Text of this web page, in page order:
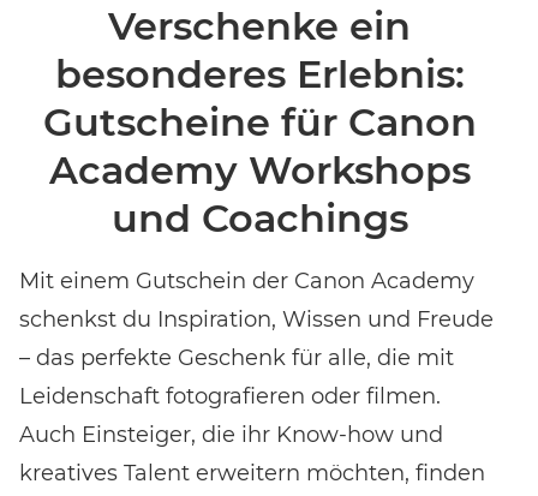
Event-Code hier eingeben
EVENT FINDEN
entscheidenund Zugang zu exklusiven Inhalten und
Bewertungen erhalten.
Verschenke ein
besonderes Erlebnis:
Gutscheine für Canon
Academy Workshops
und Coachings
Mit einem Gutschein der Canon Academy
schenkst du Inspiration, Wissen und Freude
– das perfekte Geschenk für alle, die mit
Leidenschaft fotografieren oder filmen.
Auch Einsteiger, die ihr Know-how und
kreatives Talent erweitern möchten, finden